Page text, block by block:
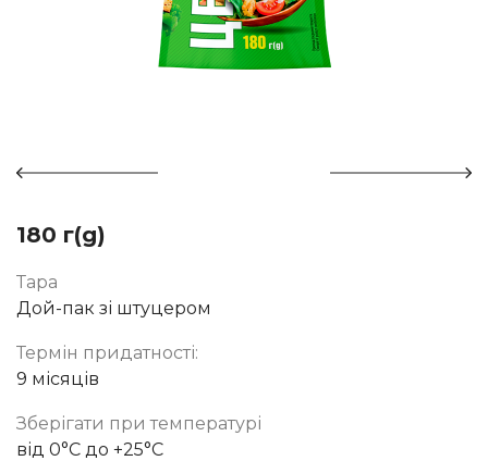
180 г(g)
Тара
Дой-пак зі штуцером
Термін придатності:
9 місяців
Зберігати при температурі
від 0°C до +25°C